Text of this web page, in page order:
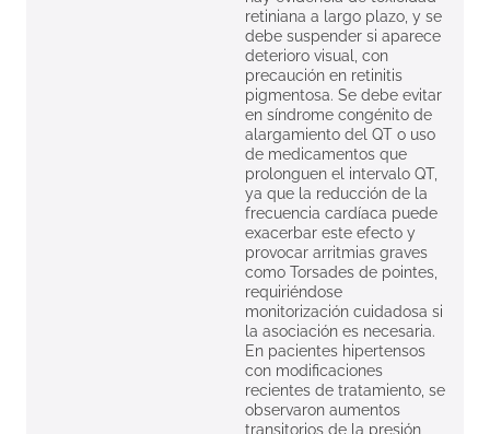
retiniana a largo plazo, y se
debe suspender si aparece
deterioro visual, con
precaución en retinitis
pigmentosa. Se debe evitar
en síndrome congénito de
alargamiento del QT o uso
de medicamentos que
prolonguen el intervalo QT,
ya que la reducción de la
frecuencia cardíaca puede
exacerbar este efecto y
provocar arritmias graves
como Torsades de pointes,
requiriéndose
monitorización cuidadosa si
la asociación es necesaria.
En pacientes hipertensos
con modificaciones
recientes de tratamiento, se
observaron aumentos
transitorios de la presión